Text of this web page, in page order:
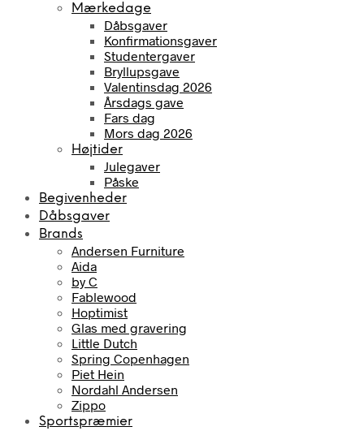
Mærkedage
Dåbsgaver
Konfirmationsgaver
Studentergaver
Bryllupsgave
Valentinsdag 2026
Årsdags gave
Fars dag
Mors dag 2026
Højtider
Julegaver
Påske
Begivenheder
Dåbsgaver
Brands
Andersen Furniture
Aida
by C
Fablewood
Hoptimist
Glas med gravering
Little Dutch
Spring Copenhagen
Piet Hein
Nordahl Andersen
Zippo
Sportspræmier